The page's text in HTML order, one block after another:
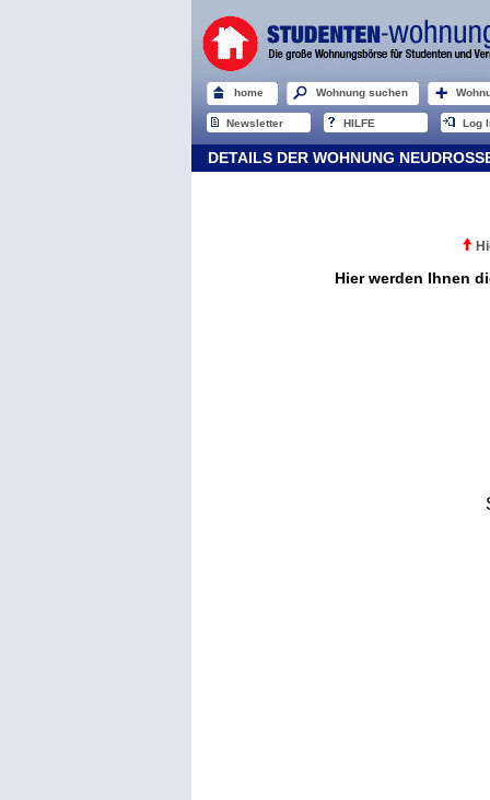
home Wohnung suchen
Newsletter HILFE Log
DETAILS DER WOHNUNG
Hier werden Ihnen